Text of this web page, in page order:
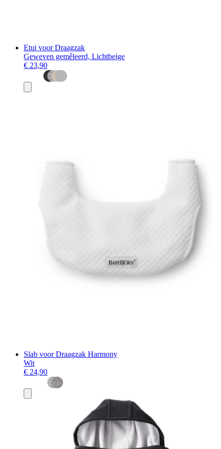
Etui voor Draagzak
Geweven gemêleerd, Lichtbeige
€ 23,90
Slab voor Draagzak Harmony
Wit
€ 24,90